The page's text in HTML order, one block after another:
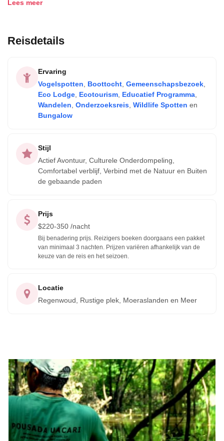
Het Mamirauá Duurzaam Ontwikkelingsreservaat is het
zien, zoals de roodgezicht witte uakari-aap en de
zwartgezicht eekhoorn-aap.
Lees meer
Reisdetails
Ervaring
Vogelspotten
Boottocht Gemeenschapsbezoek
Eco Lodge Ecotourism Educatief Programma
Wandelen Onderzoeksreis Wildlife Spotten en
Bungalow
Stijl
Actief Avontuur, Culturele Onderdompeling,
Comfortabel verblijf, Verbind met de Natuur en Buiten
de gebaande paden
Prijs
$220-350 /nacht
Bij benadering prijs. Reizigers boeken doorgaans een pakket
van minimaal 3 nachten. Prijzen variëren afhankelijk van de
keuze van de reis en het seizoen.
Locatie
Regenwoud, Rustige plek, Moeraslanden en Meer